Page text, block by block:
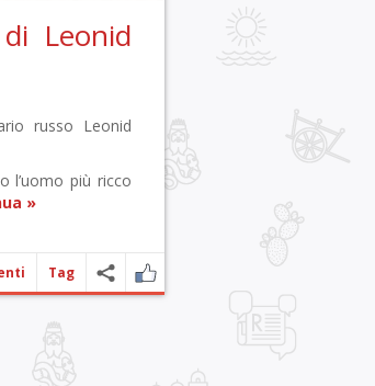
Leonid
russo Leonid
l’uomo più ricco
»
Tag